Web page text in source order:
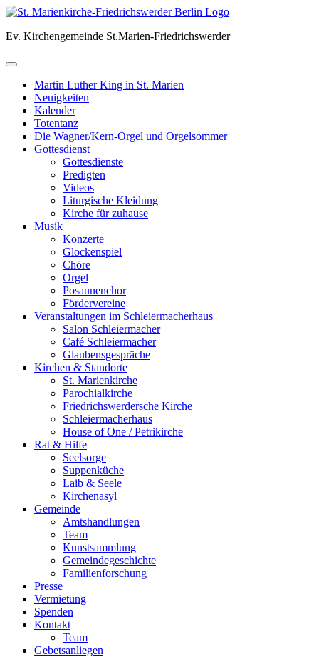
Skip
content
Ev. Kirchengemeinde St.Marien-Friedrichswerder
Martin Luther King in St. Marien
Neuigkeiten
Kalender
Totentanz
Die Wagner/Kern-Orgel und Orgelsommer
Gottesdienst
Gottesdienste
Predigten
Videos
Liturgische Kleidung
Kirche für zuhause
Musik
Konzerte
Glockenspiel
Chöre
Orgel
Posaunenchor
Fördervereine
Veranstaltungen im Schleiermacherhaus
Salon Schleiermacher
Café Schleiermacher
Glaubensgespräche
Kirchen & Standorte
St. Marienkirche
Parochialkirche
Friedrichswerdersche Kirche
Schleiermacherhaus
House of One / Petrikirche
Rat & Hilfe
Seelsorge
Suppenküche
Laib & Seele
Kirchenasyl
Gemeinde
Amtshandlungen
Team
Kunstsammlung
Gemeindegeschichte
Familienforschung
Presse
Vermietung
Spenden
Kontakt
Team
Gebetsanliegen